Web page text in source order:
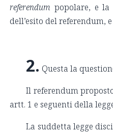
referendumpopolare, e
dell’esito del referendum,
2. Questa la
Il referendum
artt. 1 e seguenti della
La suddetta legge